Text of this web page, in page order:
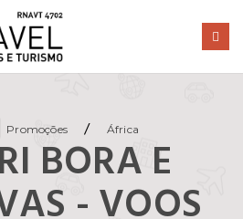
Promoções / África
BORA E
- VOOS